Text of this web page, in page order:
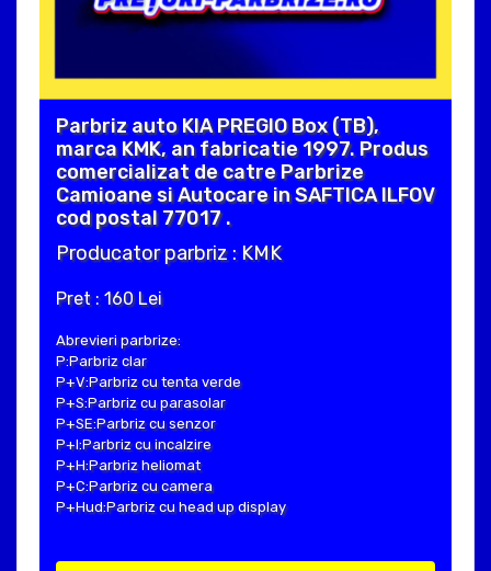
Parbriz auto KIA PREGIO Box (TB),
marca KMK, an fabricatie 1997. Produs
comercializat de catre Parbrize
Camioane si Autocare in SAFTICA ILFOV
cod postal 77017 .
Producator parbriz : KMK
Pret : 160 Lei
Abrevieri parbrize:
P:Parbriz clar
P+V:Parbriz cu tenta verde
P+S:Parbriz cu parasolar
P+SE:Parbriz cu senzor
P+I:Parbriz cu incalzire
P+H:Parbriz heliomat
P+C:Parbriz cu camera
P+Hud:Parbriz cu head up display